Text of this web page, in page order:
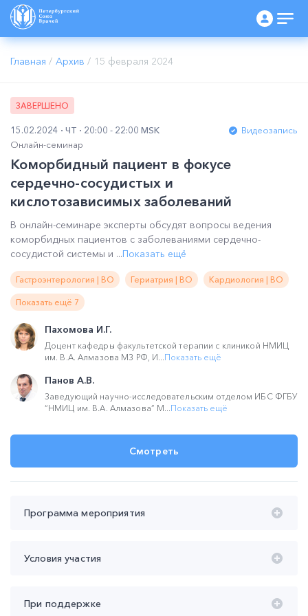
Главная / Архив / 15 февраля 2024
ЗАВЕРШЕНО
15.02.2024 ЧТ 20:00 - 22:00 MSK
Видеозапись
Онлайн-семинар
Коморбидный пациент в фокусе
сердечно-сосудистых и
кислотозависимых заболеваний
В онлайн-семинаре эксперты обсудят вопросы ведения
коморбидных пациентов с заболеваниями сердечно-
сосудистой системы и ...Показать ещё
Гастроэнтерология | ВО Гериатрия | ВО Кардиология | ВО
Показать ещё 7
Пахомова И.Г.
Доцент кафедры факультетской терапии с клиникой НМИЦ
им. В.А. Алмазова МЗ РФ, И...Показать ещё
Панов А.В.
Заведующий научно-исследовательским отделом ИБС ФГБУ
“НМИЦ им. В.А. Алмазова” М...Показать ещё
Смотреть
Программа мероприятия
Панов Алексей Владимирович
Условия участия
Продолжительность участия
При поддержке